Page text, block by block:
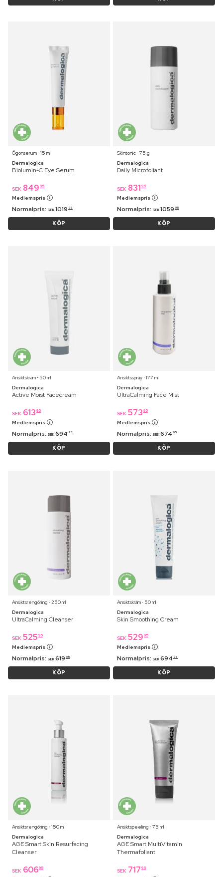
Ögonserum ⋅ 15 ml
Dermalogica
Biolumin-C Eye Serum
SEK 849 95
Medlemspris
Normalpris: SEK 1019 95
KÖP
Skintonic ⋅ 75 g
Dermalogica
Daily Microfoliant
SEK 831 95
Medlemspris
Normalpris: SEK 1059 95
KÖP
Ansiktskräm ⋅ 50 ml
Dermalogica
Active Moist Facecream
SEK 613 95
Medlemspris
Normalpris: SEK 694 95
KÖP
Ansiktsspray ⋅ 177 ml
Dermalogica
UltraCalming Face Mist
SEK 573 95
Medlemspris
Normalpris: SEK 674 95
KÖP
Ansiktsrengöring ⋅ 250 ml
Dermalogica
UltraCalming Cleanser
SEK 525 95
Medlemspris
Normalpris: SEK 619 95
KÖP
Ansiktskräm ⋅ 50 ml
Dermalogica
Skin Smoothing Cream
SEK 529 95
Medlemspris
Normalpris: SEK 694 95
KÖP
Ansiktsrengöring ⋅ 150 ml
Dermalogica
AGE Smart Skin Resurfacing
Cleanser
SEK 60695
Ansiktspeeling ⋅ 75 ml
Dermalogica
AGE Smart MultiVitamin
Thermafoliant
SEK 717 95